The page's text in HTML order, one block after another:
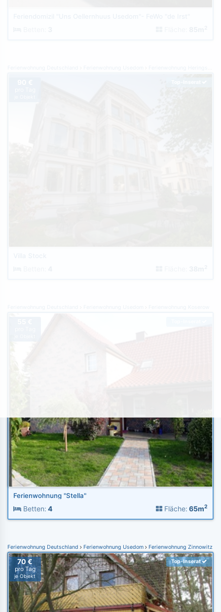
Ferienwohnung "Stella"
Betten: 4 Fläche: 65m2
Ferienwohnung Deutschland Ferienwohnung Usedom Ferienwohnung Zinnowitz
70 €
pro Tag
je Objekt
Top-Inserat